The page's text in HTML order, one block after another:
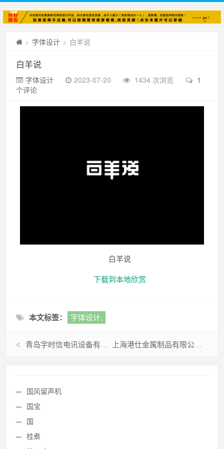
> 字体设计 > 白羊说
白羊说
字体设计 2023-07-20 1434 次浏览
1
个评论
白羊说
下载到本地欣赏
本文标签： 字体设计,
青岛宇时信电讯设备有限公司标志 上海港仕金属制品有限公司标志
国风留声机
国宝
国
桂煮